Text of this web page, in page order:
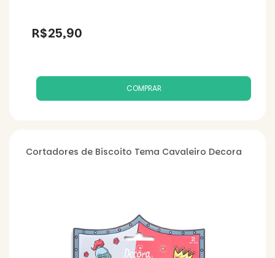
R$25,90
Cortadores de Biscoito Tema Cavaleiro Decora